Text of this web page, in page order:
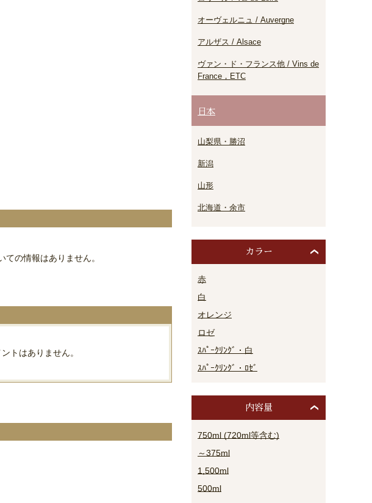
ての情報はありません。
ントはありません。
オーヴェルニュ / Auvergne
アルザス / Alsace
ヴァン・ド・フランス他 / Vins de
France，ETC
日本
山梨県・勝沼
新潟
山形
北海道・余市
カラー
赤
白
オレンジ
ロゼ
ｽﾊﾟｰｸﾘﾝｸﾞ・白
ｽﾊﾟｰｸﾘﾝｸﾞ・ﾛｾﾞ
内容量
750ml (720ml等含む)
～375ml
1,500ml
500ml